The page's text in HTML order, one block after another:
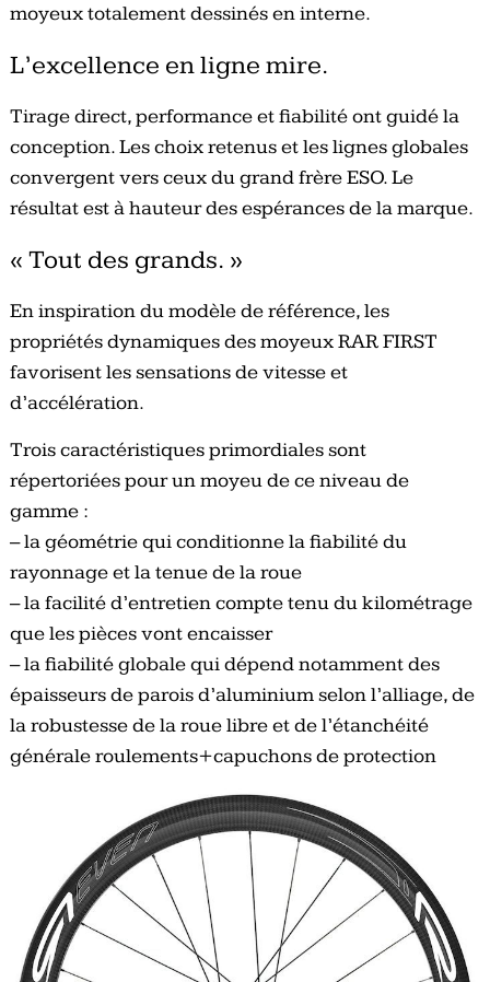
moyeux totalement dessinés en interne.
L’excellence en ligne mire.
Tirage direct, performance et fiabilité ont guidé la
conception. Les choix retenus et les lignes globales
convergent vers ceux du grand frère ESO. Le
résultat est à hauteur des espérances de la marque.
« Tout des grands. »
En inspiration du modèle de référence, les
propriétés dynamiques des moyeux RAR FIRST
favorisent les sensations de vitesse et
d’accélération.
Trois caractéristiques primordiales sont
répertoriées pour un moyeu de ce niveau de
gamme :
– la géométrie qui conditionne la fiabilité du
rayonnage et la tenue de la roue
– la facilité d’entretien compte tenu du kilométrage
que les pièces vont encaisser
– la fiabilité globale qui dépend notamment des
épaisseurs de parois d’aluminium selon l’alliage, de
la robustesse de la roue libre et de l’étanchéité
générale roulements+capuchons de protection